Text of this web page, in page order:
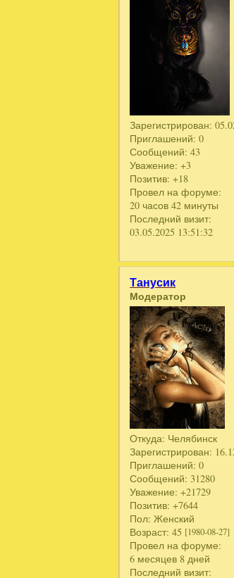
Зарегистрирован:
Приглашений: 0
Сообщений: 43
Уважение: +3
Позитив: +18
Провел на форуме:
20 часов 42 минуты
Последний визит:
03.05.2025 13:51:32
Танусик
Модератор
Откуда: Челябинск
Зарегистрирован:
Приглашений: 0
Сообщений: 31280
Уважение: +21729
Позитив: +7644
Пол: Женский
Возраст: 45 [1980-08-27]
Провел на форуме:
6 месяцев 8 дней
Последний визит: